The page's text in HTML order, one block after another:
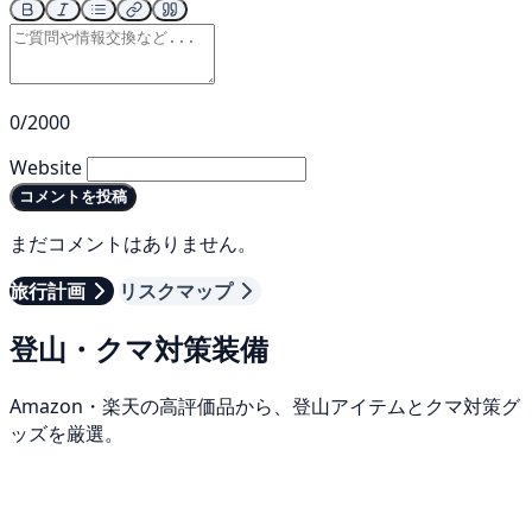
0/2000
Website
コメントを投稿
まだコメントはありません。
旅行計画
リスクマップ
登山・クマ対策装備
Amazon・楽天の高評価品から、登山アイテムとクマ対策グ
ッズを厳選。